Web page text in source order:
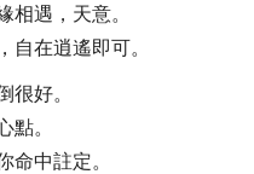
相遇，天意。
自在逍遙即可。
很好。
點。
命中註定。